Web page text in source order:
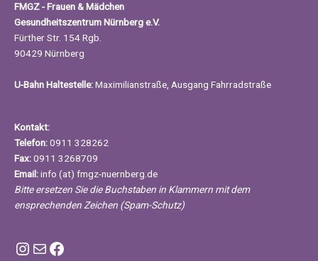
FMGZ - Frauen & Mädchen
Gesundheitszentrum Nürnberg e.V.
Fürther Str. 154 Rgb.
90429 Nürnberg
U-Bahn Haltestelle:Maximilianstraße, Ausgang Fahrradstraße
Kontakt:
Telefon:0911 328262
Fax:0911 3268709
Email:info (at) fmgz-nuernberg.de
Bitte ersetzen Sie die Buchstaben in Klammern mit dem
ensprechenden Zeichen (Spam-Schutz)
Instagram FMGZ Nürnberg
E-MailFacebook